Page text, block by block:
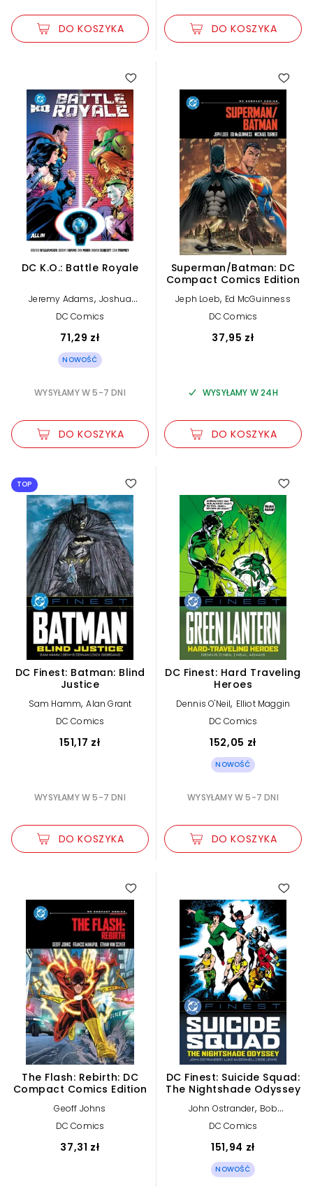
DO KOSZYKA DO KOSZYKA
DC K.O.: Battle Royale
Jeremy Adams, Joshua
Williamson
DC Comics
71,29 zł
NOWOŚĆ
WYSYŁAMY W 5-7 DNI
DO KOSZYKA
Superman/Batman: DC
Compact Comics Edition
Jeph Loeb, Ed McGuinness
DC Comics
37,95 zł
WYSYŁAMY W 24H
DO KOSZYKA
TOP
DC Finest: Batman: Blind
Justice
Sam Hamm,Alan Grant
DC Comics
151,17 zł
WYSYŁAMY W 5-7 DNI
DO KOSZYKA
DC Finest: Hard Traveling
Heroes
Dennis O'Neil, Elliot Maggin
DC Comics
152,05 zł
NOWOŚĆ
WYSYŁAMY W 5-7 DNI
DO KOSZYKA
The Flash: Rebirth: DC
Compact Comics Edition
Geoff Johns
DC Comics
37,31 zł
DC Finest: Suicide Squad:
The Nightshade Odyssey
John Ostrander, Bob
Greenberger
DC Comics
151,94 zł
NOWOŚĆ